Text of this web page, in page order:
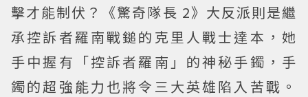
擊才能制伏？《驚奇隊長 2》大反派則是繼
承控訴者羅南戰鎚的克里人戰士達本，她
手中握有「控訴者羅南」的神秘手鐲，手
鐲的超強能力也將令三大英雄陷入苦戰。